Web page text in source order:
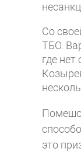
Со
ТБО.
где
это